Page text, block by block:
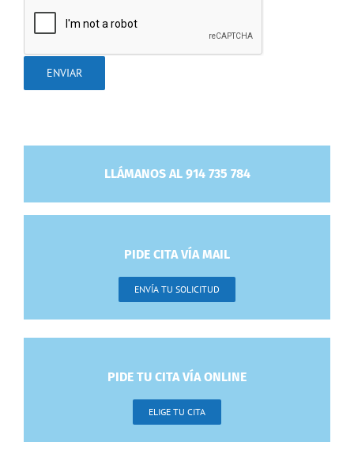
LLÁMANOS AL 914 735 784
PIDE CITA VÍA MAIL
ENVÍA TU SOLICITUD
PIDE TU CITA VÍA ONLINE
ELIGE TU CITA